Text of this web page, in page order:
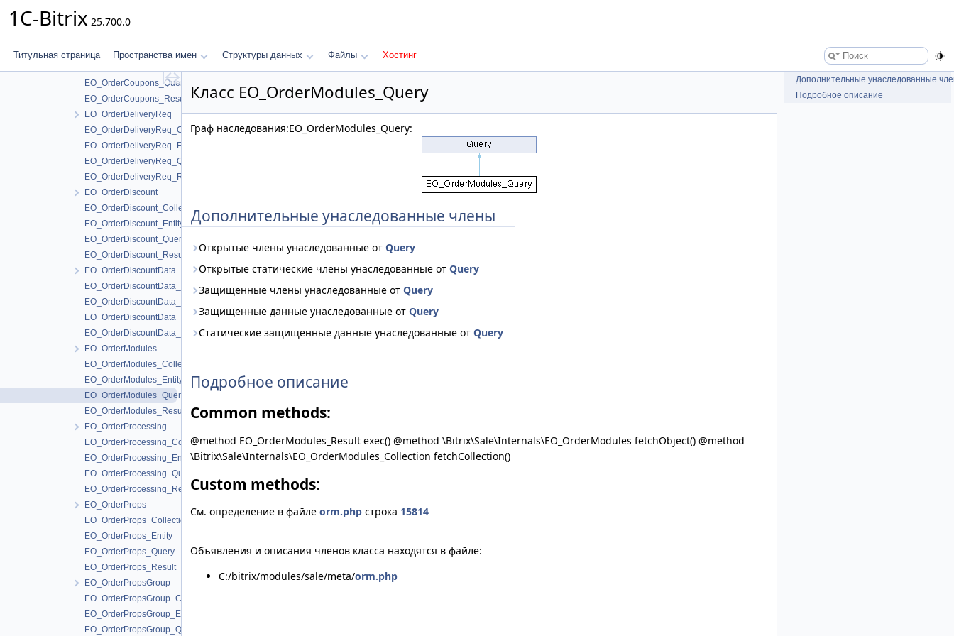
1C-Bitrix 25.700.0
Титульная страница Пространства имен Структуры данных Файлы Хостинг
EO_OrderConverterCrmError_Result
EO_OrderCoupons_Collection
EO_OrderCoupons_Query
EO_OrderCoupons_Result
EO_OrderDeliveryReq
EO_OrderDeliveryReq_Collection
EO_OrderDeliveryReq_Entity
EO_OrderDeliveryReq_Query
EO_OrderDeliveryReq_Result
EO_OrderDiscount
EO_OrderDiscount_Collection
EO_OrderDiscount_Entity
EO_OrderDiscount_Query
EO_OrderDiscount_Result
EO_OrderDiscountData
EO_OrderDiscountData_Collection
EO_OrderDiscountData_Entity
EO_OrderDiscountData_Query
EO_OrderDiscountData_Result
EO_OrderModules
EO_OrderModules_Collection
EO_OrderModules_Entity
EO_OrderModules_Query
EO_OrderModules_Result
EO_OrderProcessing
EO_OrderProcessing_Collection
EO_OrderProcessing_Entity
EO_OrderProcessing_Query
EO_OrderProcessing_Result
EO_OrderProps
EO_OrderProps_Collection
EO_OrderProps_Entity
EO_OrderProps_Query
EO_OrderProps_Result
EO_OrderPropsGroup
EO_OrderPropsGroup_Collection
EO_OrderPropsGroup_Entity
EO_OrderPropsGroup_Query
Класс EO_OrderModules_Query
Граф наследования:EO_OrderModules_Query:
Дополнительные унаследованные члены
Открытые члены унаследованные от Query
Открытые статические члены унаследованные от Query
Защищенные члены унаследованные от Query
Защищенные данные унаследованные от Query
Статические защищенные данные унаследованные от Query
Подробное описание
Common methods:
@method EO_OrderModules_Result exec() @method \Bitrix\Sale\Internals\EO_OrderModules fetchObject() @method
\Bitrix\Sale\Internals\EO_OrderModules_Collection fetchCollection()
Custom methods:
См. определение в файле orm.php строка 15814
Объявления и описания членов класса находятся в файле:
C:/bitrix/modules/sale/meta/orm.php
Дополнительные унаследованные
Подробное описание